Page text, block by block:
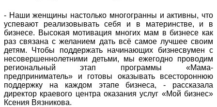
- Наши женщины настолько многогранны и активны, что
успевают реализовывать себя и в материнстве, и в
бизнесе. Высокая мотивация многих мам в бизнесе как
раз связана с желанием дать всё самое лучшее своим
детям. Чтобы поддержать начинающих бизнесвумен с
несовершеннолетними детьми, мы ежегодно проводим
региональный этап программы «Мама-
предприниматель» и готовы оказывать всестороннюю
поддержку на каждом этапе бизнеса, - рассказала
директор краевого центра оказания услуг «Мой бизнес»
Ксения Вязникова.